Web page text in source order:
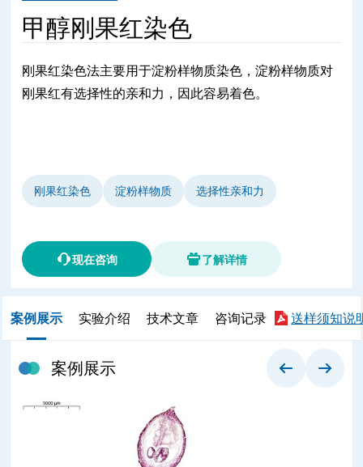
甲醇刚果红染色
刚果红染色法主要用于淀粉样物质染色，淀粉样物质对
刚果红有选择性的亲和力，因此容易着色。
刚果红染色 淀粉样物质 选择性亲和力
现在咨询 了解详情
案例展示 实验介绍 技术文章 咨询记录 送样须知说
案例展示